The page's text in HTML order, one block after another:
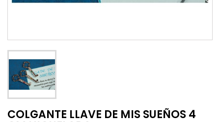
COLGANTE LLAVE DE MIS SUEÑOS 4